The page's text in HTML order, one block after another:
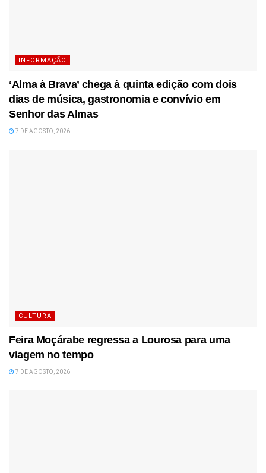
INFORMAÇÃO
‘Alma à Brava’ chega à quinta edição com dois
dias de música, gastronomia e convívio em
Senhor das Almas
7 DE AGOSTO, 2026
CULTURA
Feira Moçárabe regressa a Lourosa para uma
viagem no tempo
7 DE AGOSTO, 2026